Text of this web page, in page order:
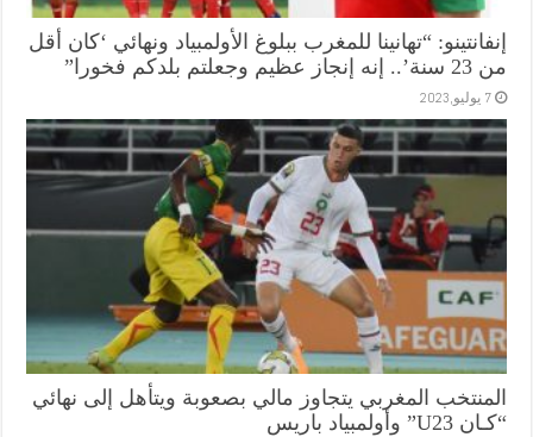
إنفانتينو: “تهانينا للمغرب ببلوغ الأولمبياد ونهائي ‘كان أقل
من 23 سنة’.. إنه إنجاز عظيم وجعلتم بلدكم فخورا”
7 يوليو,2023
المنتخب المغربي يتجاوز مالي بصعوبة ويتأهل إلى نهائي
“كـان U23” وأولمبياد باريس